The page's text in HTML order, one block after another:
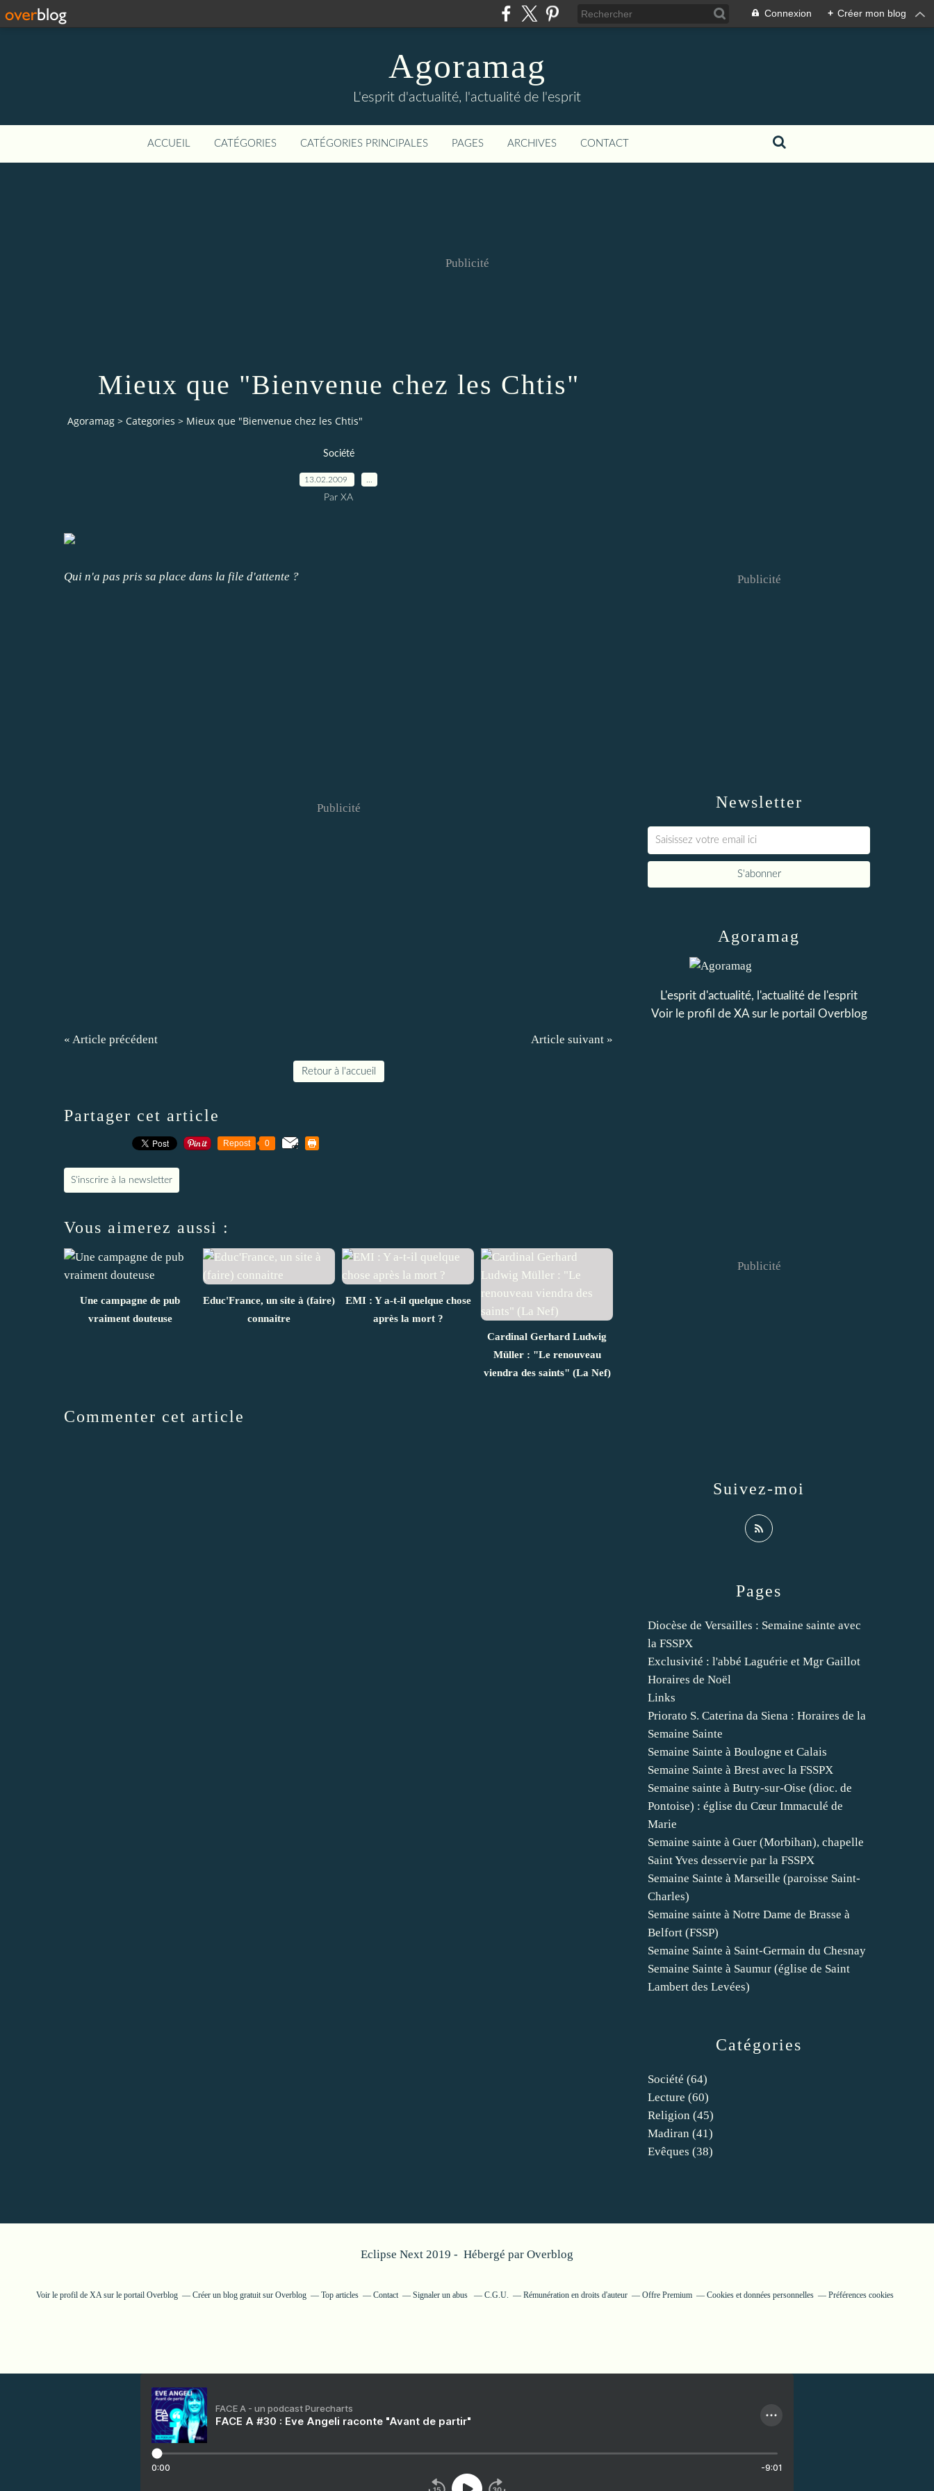
Connexion + Créer mon blog
Agoramag
L'esprit d'actualité, l'actualité de l'esprit
ACCUEIL CATÉGORIES CATÉGORIES PRINCIPALES PAGES ARCHIVES CONTACT
Publicité
Mieux que "Bienvenue chez les Chtis"
Agoramag > Categories > Mieux que "Bienvenue chez les Chtis"
Société
13.02.2009
Par XA
Qui n'a pas pris sa place dans la file d'attente ?
Publicité
« Article précédent Article suivant »
Retour à l'accueil
Partager cet article
Repost 0
S'inscrire à la newsletter
Vous aimerez aussi :
Une campagne de pub
vraiment douteuse
Educ'France, un site à (faire)
connaitre
EMI : Y a-t-il quelque chose
après la mort ?
Cardinal Gerhard Ludwig
Müller : "Le renouveau
viendra des saints" (La Nef)
Commenter cet article
Newsletter
Publicité
Catégories
Société (64)
Lecture (60)
Religion (45)
Madiran (41)
Evêques (38)
Pages
Diocèse de Versailles : Semaine sainte avec
la FSSPX
Exclusivité : l'abbé Laguérie et Mgr Gaillot
Horaires de Noël
Links
Priorato S. Caterina da Siena : Horaires de la
Semaine Sainte
Semaine Sainte à Boulogne et Calais
Semaine Sainte à Brest avec la FSSPX
Semaine sainte à Butry-sur-Oise (dioc. de
Pontoise) : église du Cœur Immaculé de
Marie
Semaine sainte à Guer (Morbihan), chapelle
Saint Yves desservie par la FSSPX
Semaine Sainte à Marseille (paroisse Saint-
Charles)
Semaine sainte à Notre Dame de Brasse à
Belfort (FSSP)
Semaine Sainte à Saint-Germain du Chesnay
Semaine Sainte à Saumur (église de Saint
Lambert des Levées)
Agoramag
L'esprit d'actualité, l'actualité de l'esprit
Voir le profil de XAsur le portail Overblog
Suivez-moi
Publicité
Eclipse Next 2019 - Hébergé par Overblog
Voir le profil de XAsur le portail Overblog Créer un blog gratuit sur Overblog Top articles Contact Signaler un abus C.G.U. Rémunération en droits d'auteur Offre Premium Cookies et données personnelles Préférences cookies
FACE A - un podcast Purecharts
FACE A #30 : Eve Angeli raconte "Avant de partir"
0:00 -9:01